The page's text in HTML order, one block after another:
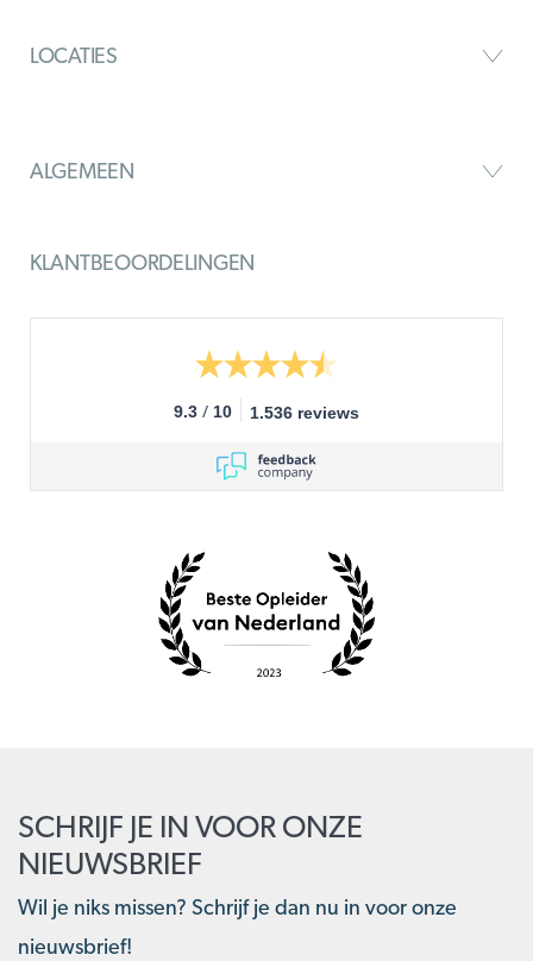
LOCATIES
ALGEMEEN
KLANTBEOORDELINGEN
9.3 / 10 1.536 reviews
SCHRIJF JE IN VOOR ONZE
NIEUWSBRIEF
Wil je niks missen? Schrijf je dan nu in voor onze
nieuwsbrief!